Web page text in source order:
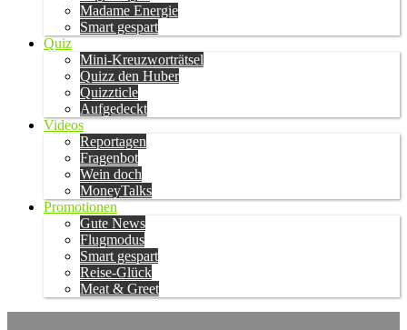
Madame Energie
Smart gespart
Quiz
Mini-Kreuzworträtsel
Quizz den Huber
Quizzticle
Aufgedeckt
Videos
Reportagen
Fragenbot
Wein doch
MoneyTalks
Promotionen
Gute News
Flugmodus
Smart gespart
Reise-Glück
Meat & Greet